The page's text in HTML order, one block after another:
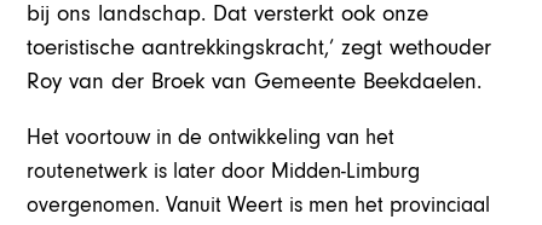
bij ons landschap. Dat versterkt ook onze
toeristische aantrekkingskracht,’ zegt wethouder
Roy van der Broek van Gemeente Beekdaelen.
Het voortouw in de ontwikkeling van het
routenetwerk is later door Midden-Limburg
overgenomen. Vanuit Weert is men het provinciaal